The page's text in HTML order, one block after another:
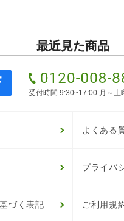
最近見た商品
受付時間 9:30~17:00 月～土
よくある
プライバ
づく表記 ご利用規